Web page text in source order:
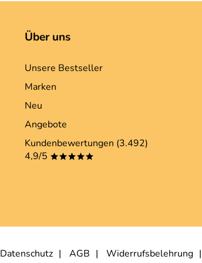
Über uns
Unsere Bestseller
Marken
Neu
Angebote
Kundenbewertungen (3.492)
4,9/5 *****
Datenschutz AGB Widerrufsbelehrung